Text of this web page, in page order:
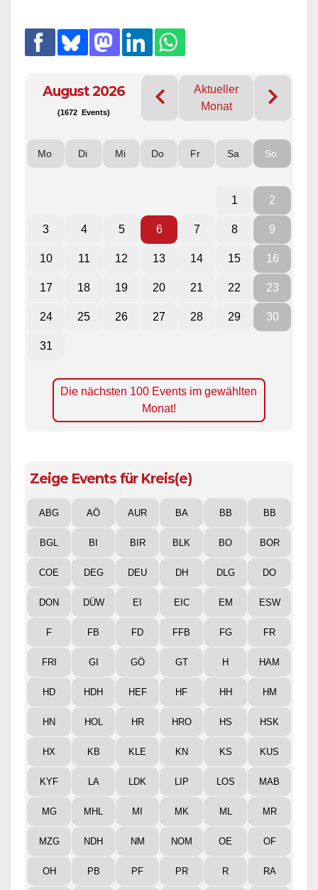
August 2026
(1672 Events)
Aktueller
Monat
Mo Di Mi Do Fr Sa So
1 2
3 4 5 6 7 8 9
10 11 12 13 14 15 16
17 18 19 20 21 22 23
24 25 26 27 28 29 30
31
Die nächsten 100 Events im gewählten
Monat!
Zeige Events für Kreis(e)
ABG AÖ AUR BA BB BB
BGL BI BIR BLK BO BOR
COE DEG DEU DH DLG DO
DON DÜW EI EIC EM ESW
F FB FD FFB FG FR
FRI GI GÖ GT H HAM
HD HDH HEF HF HH HM
HN HOL HR HRO HS HSK
HX KB KLE KN KS KUS
KYF LA LDK LIP LOS MAB
MG MHL MI MK ML MR
MZG NDH NM NOM OE OF
OH PB PF PR R RA